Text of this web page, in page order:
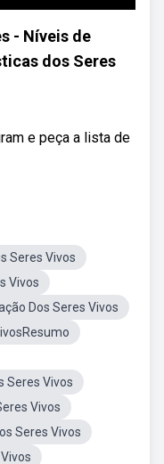
- Níveis de
dos Seres
e peça a lista de
Seres Vivos
Vivos
Dos Seres Vivos
Seres Vivos
Vivos
Seres Vivos